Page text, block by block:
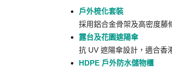
戶外梳化套裝
採用鋁合金骨架及高密度藤
露台及花園遮陽傘
抗 UV 遮陽傘設計，適合香
HDPE 戶外防水儲物櫃